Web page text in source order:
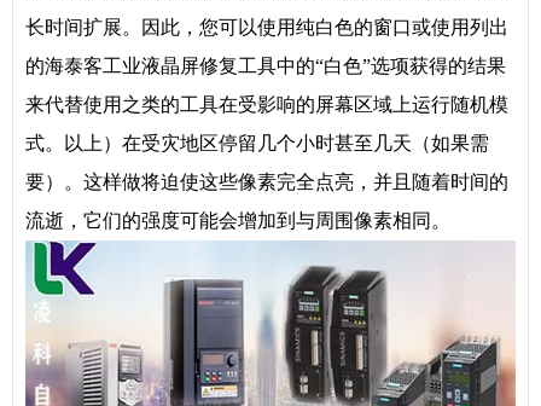
长时间扩展。因此，您可以使用纯白色的窗口或使用列出
的海泰客工业液晶屏修复工具中的“白色”选项获得的结果
来代替使用之类的工具在受影响的屏幕区域上运行随机模
式。以上）在受灾地区停留几个小时甚至几天（如果需
要）。这样做将迫使这些像素完全点亮，并且随着时间的
流逝，它们的强度可能会增加到与周围像素相同。